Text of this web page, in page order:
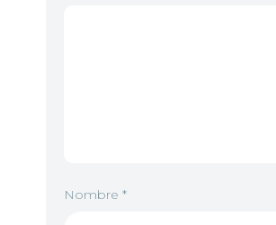
Nombre *